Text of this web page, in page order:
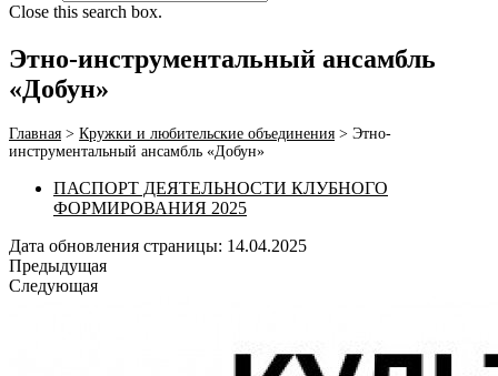
Close this search box.
Этно-инструментальный ансамбль
«Добун»
Главная > Кружки и любительские объединения > Этно-
инструментальный ансамбль «Добун»
ПАСПОРТ ДЕЯТЕЛЬНОСТИ КЛУБНОГО
ФОРМИРОВАНИЯ 2025
Дата обновления страницы: 14.04.2025
Предыдущая
Следующая